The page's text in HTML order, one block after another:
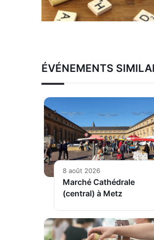
ÉVÉNEMENTS
8 août 2026
Marché Cathédrale
(central) à Metz